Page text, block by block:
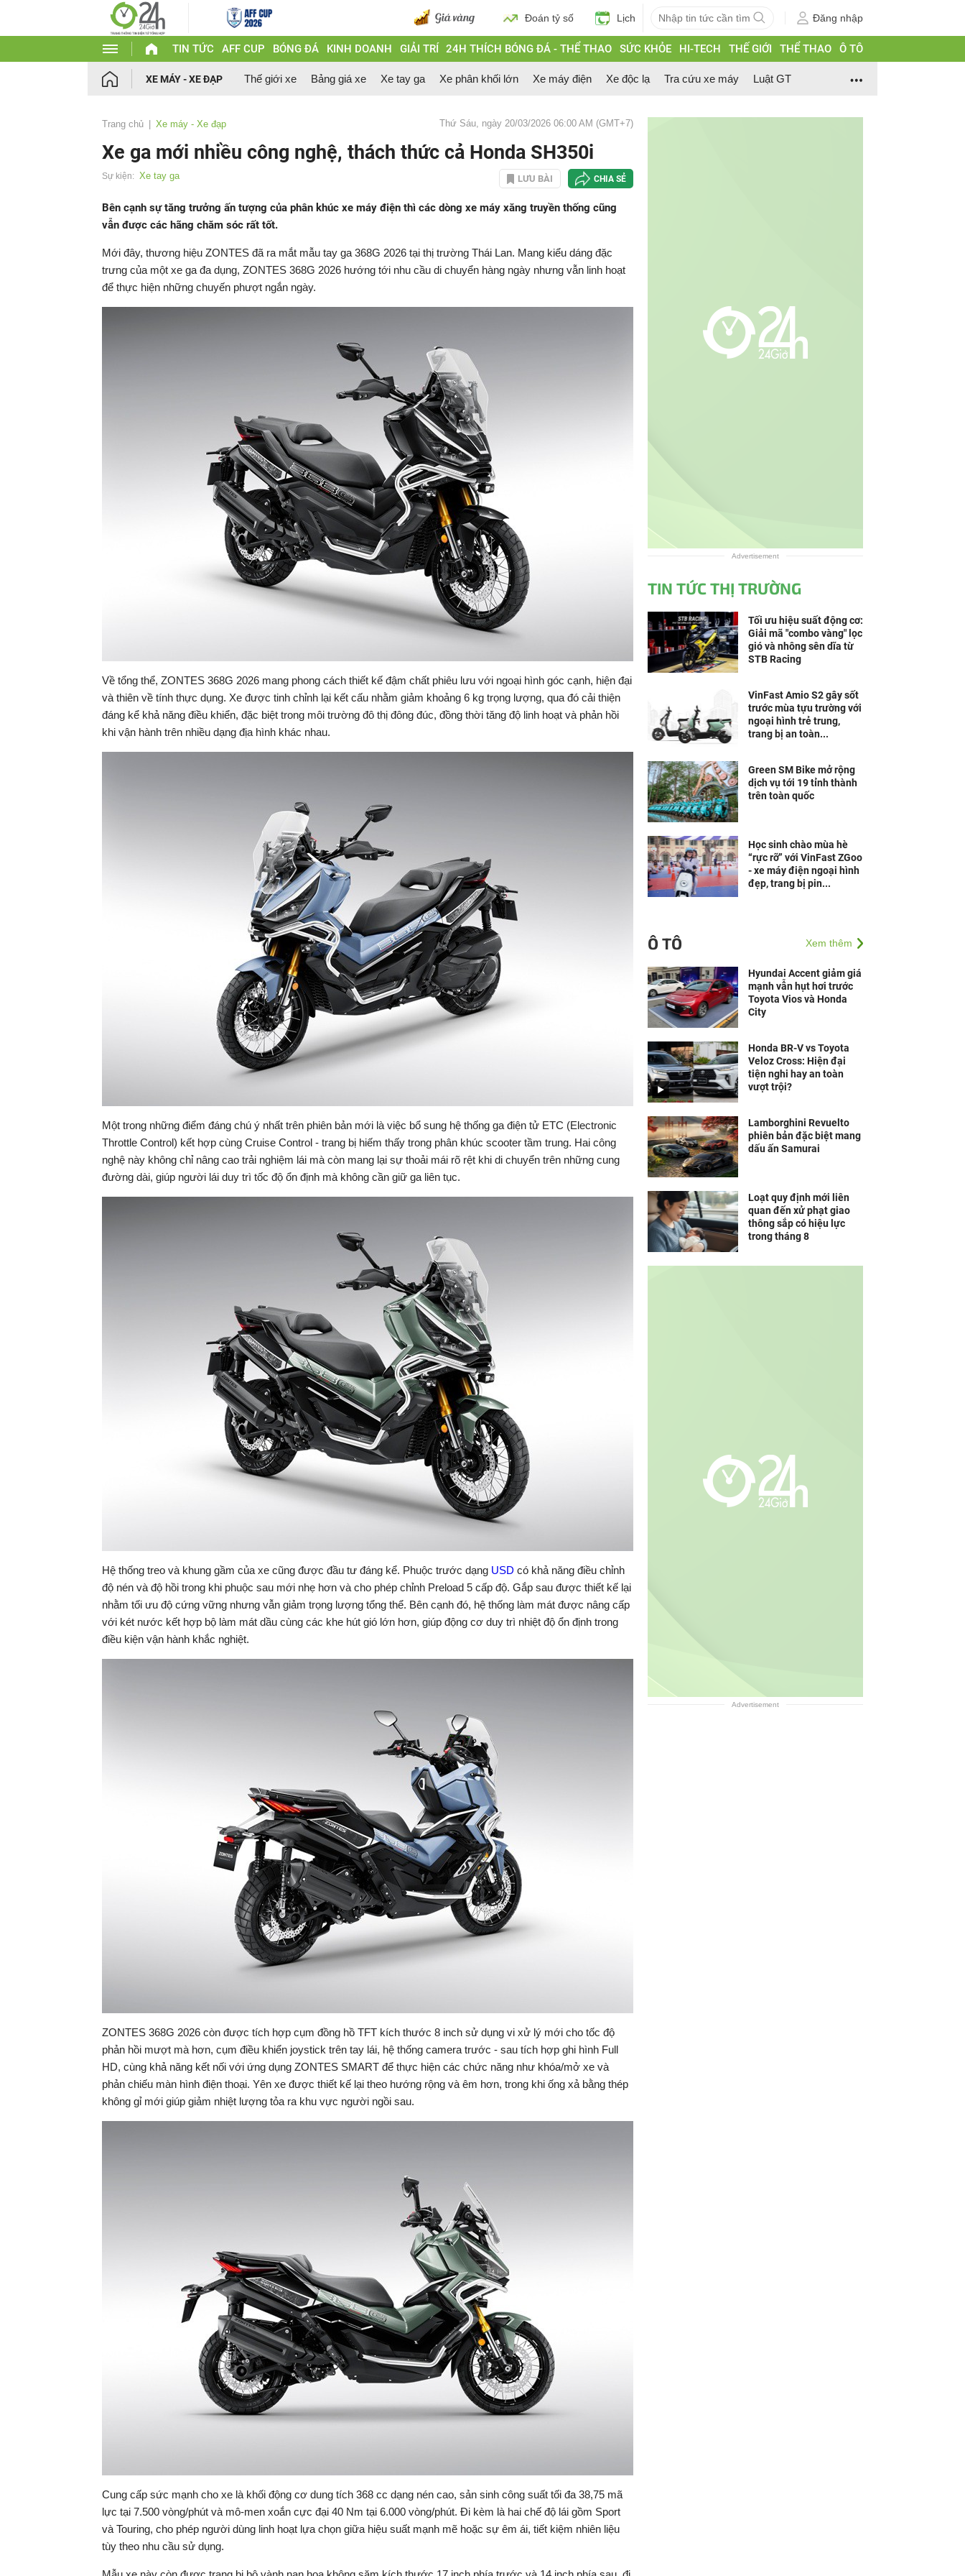
Đoán tỷ số Lịch Đăng nhập
TIN TỨC AFF CUP BÓNG ĐÁ KINH DOANH GIẢI TRÍ 24H THÍCH BÓNG ĐÁ - THỂ THAO SỨC KHỎE HI-TECH THẾ GIỚI THỂ THAO Ô TÔ
XE MÁY - XE ĐẠP Thế giới xe Bảng giá xe Xe tay ga Xe phân khối lớn Xe máy điện Xe độc lạ Tra cứu xe máy Luật GT
Trang chủ Xe máy - Xe đạp Thứ Sáu, ngày 20/03/2026 06:00 AM (GMT+7)
Xe ga mới nhiều công nghệ, thách thức cả Honda SH350i
Sự kiện: Xe tay ga LƯU BÀI CHIA SẺ
Bên cạnh sự tăng trưởng ấn tượng của phân khúc xe máy điện thì các dòng xe máy xăng truyền thống cũng
vẫn được các hãng chăm sóc rất tốt.
Mới đây, thương hiệu ZONTES đã ra mắt mẫu tay ga 368G 2026 tại thị trường Thái Lan. Mang kiểu dáng đặc
trưng của một xe ga đa dụng, ZONTES 368G 2026 hướng tới nhu cầu di chuyển hàng ngày nhưng vẫn linh hoạt
để thực hiện những chuyến phượt ngắn ngày.
Về tổng thể, ZONTES 368G 2026 mang phong cách thiết kế đậm chất phiêu lưu với ngoại hình góc cạnh, hiện đại
và thiên về tính thực dụng. Xe được tinh chỉnh lại kết cấu nhằm giảm khoảng 6 kg trọng lượng, qua đó cải thiện
đáng kể khả năng điều khiển, đặc biệt trong môi trường đô thị đông đúc, đồng thời tăng độ linh hoạt và phản hồi
khi vận hành trên nhiều dạng địa hình khác nhau.
Một trong những điểm đáng chú ý nhất trên phiên bản mới là việc bổ sung hệ thống ga điện tử ETC (Electronic
Throttle Control) kết hợp cùng Cruise Control - trang bị hiếm thấy trong phân khúc scooter tầm trung. Hai công
nghệ này không chỉ nâng cao trải nghiệm lái mà còn mang lại sự thoải mái rõ rệt khi di chuyển trên những cung
đường dài, giúp người lái duy trì tốc độ ổn định mà không cần giữ ga liên tục.
Hệ thống treo và khung gầm của xe cũng được đầu tư đáng kể. Phuộc trước dạng USD có khả năng điều chỉnh
độ nén và độ hồi trong khi phuộc sau mới nhẹ hơn và cho phép chỉnh Preload 5 cấp độ. Gắp sau được thiết kế lại
nhằm tối ưu độ cứng vững nhưng vẫn giảm trọng lượng tổng thể. Bên cạnh đó, hệ thống làm mát được nâng cấp
với két nước kết hợp bộ làm mát dầu cùng các khe hút gió lớn hơn, giúp động cơ duy trì nhiệt độ ổn định trong
điều kiện vận hành khắc nghiệt.
ZONTES 368G 2026 còn được tích hợp cụm đồng hồ TFT kích thước 8 inch sử dụng vi xử lý mới cho tốc độ
phản hồi mượt mà hơn, cụm điều khiển joystick trên tay lái, hệ thống camera trước - sau tích hợp ghi hình Full
HD, cùng khả năng kết nối với ứng dụng ZONTES SMART để thực hiện các chức năng như khóa/mở xe và
phản chiếu màn hình điện thoại. Yên xe được thiết kế lại theo hướng rộng và êm hơn, trong khi ống xả bằng thép
không gỉ mới giúp giảm nhiệt lượng tỏa ra khu vực người ngồi sau.
Cung cấp sức mạnh cho xe là khối động cơ dung tích 368 cc dạng nén cao, sản sinh công suất tối đa 38,75 mã
lực tại 7.500 vòng/phút và mô-men xoắn cực đại 40 Nm tại 6.000 vòng/phút. Đi kèm là hai chế độ lái gồm Sport
và Touring, cho phép người dùng linh hoạt lựa chọn giữa hiệu suất mạnh mẽ hoặc sự êm ái, tiết kiệm nhiên liệu
tùy theo nhu cầu sử dụng.
Advertisement
TIN TỨC THỊ TRƯỜNG
Tối ưu hiệu suất động cơ:
Giải mã "combo vàng" lọc
gió và nhông sên dĩa từ
STB Racing
VinFast Amio S2 gây sốt
trước mùa tựu trường với
ngoại hình trẻ trung,
trang bị an toàn...
Green SM Bike mở rộng
dịch vụ tới 19 tỉnh thành
trên toàn quốc
Học sinh chào mùa hè
“rực rỡ” với VinFast ZGoo
- xe máy điện ngoại hình
đẹp, trang bị pin...
Ô TÔ Xem thêm
Hyundai Accent giảm giá
mạnh vẫn hụt hơi trước
Toyota Vios và Honda
City
Honda BR-V vs Toyota
Veloz Cross: Hiện đại
tiện nghi hay an toàn
vượt trội?
Lamborghini Revuelto
phiên bản đặc biệt mang
dấu ấn Samurai
Loạt quy định mới liên
quan đến xử phạt giao
thông sắp có hiệu lực
trong tháng 8
Advertisement